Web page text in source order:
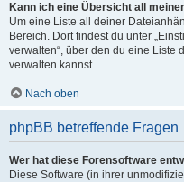
Kann ich eine Übersicht all
Um eine Liste all deiner
Bereich. Dort findest du unter
verwalten“, über den du eine Liste
verwalten kannst.
Nach oben
phpBB betreffende Fragen
Wer hat diese Forensoftware
Diese Software (in ihrer